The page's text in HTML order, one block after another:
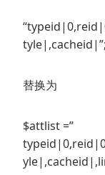
tyle|,cacheid|”;
替换为
$attlist =”